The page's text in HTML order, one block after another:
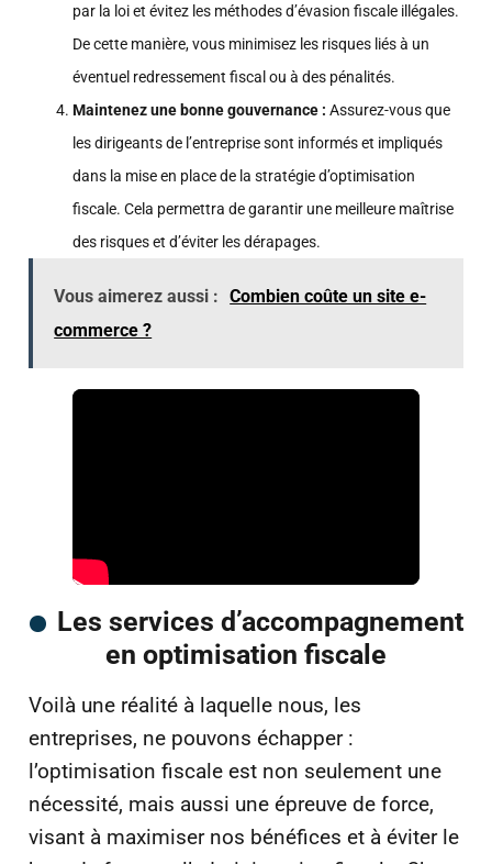
par la loi et évitez les méthodes d’évasion fiscale illégales.
De cette manière, vous minimisez les risques liés à un
éventuel redressement fiscal ou à des pénalités.
Maintenez une bonne gouvernance : Assurez-vous que
les dirigeants de l’entreprise sont informés et impliqués
dans la mise en place de la stratégie d’optimisation
fiscale. Cela permettra de garantir une meilleure maîtrise
des risques et d’éviter les dérapages.
Vous aimerez aussi : Combien coûte un site e-
commerce ?
Les services d’accompagnement
en optimisation fiscale
Voilà une réalité à laquelle nous, les
entreprises, ne pouvons échapper :
l’optimisation fiscale est non seulement une
nécessité, mais aussi une épreuve de force,
visant à maximiser nos bénéfices et à éviter le